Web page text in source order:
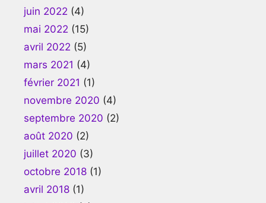
juin 2022 (4)
mai 2022 (15)
avril 2022 (5)
mars 2021 (4)
février 2021 (1)
novembre 2020 (4)
septembre 2020 (2)
août 2020 (2)
juillet 2020 (3)
octobre 2018 (1)
avril 2018 (1)